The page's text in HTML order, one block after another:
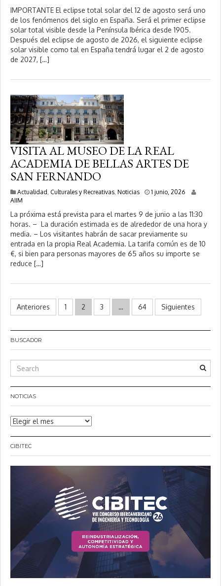
u
n
i
o
2
6
IMPORTANTE El eclipse total solar del 12 de agosto será uno
de los fenómenos del siglo en España. Será el primer eclipse
solar total visible desde la Península Ibérica desde 1905.
Después del eclipse de agosto de 2026, el siguiente eclipse
solar visible como tal en España tendrá lugar el 2 de agosto
de 2027, […]
VISITA AL MUSEO DE LA REAL
ACADEMIA DE BELLAS ARTES DE
SAN FERNANDO
Actualidad , Culturales y Recreativas, Noticias 1 junio, 20261
n
o
,
2
0
AIIM
La próxima está prevista para el martes 9 de junio a las 11:30
horas. – La duración estimada es de alrededor de una hora y
media. – Los visitantes habrán de sacar previamente su
entrada en la propia Real Academia. La tarifa común es de 10
€, si bien para personas mayores de 65 años su importe se
reduce […]
Paginación
entradas
Anteriores 1 2 3 … 64 Siguientes
BUSCADOR
NOTICIAS
Noticias
CIBITEC